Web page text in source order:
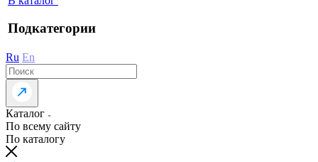
Подкатегории
Ru En
Каталог
По всему сайту
По каталогу